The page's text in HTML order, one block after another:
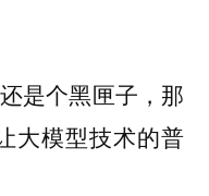
是个黑匣子，那
大模型技术的普